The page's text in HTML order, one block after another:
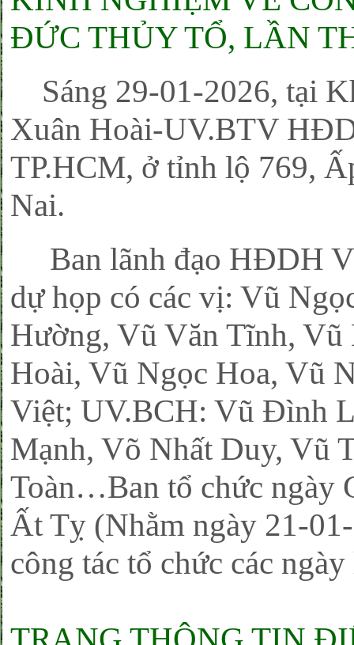
ĐỨC THỦY TỔ, LẦN
Sáng 29-01-2026, tại
Xuân Hoài-UV.BTV
TP.HCM, ở tỉnh lộ 769,
Nai.
Ban lãnh đạo HĐDH
dự họp có các vị: Vũ
Hường, Vũ Văn Tĩnh,
Hoài, Vũ Ngọc Hoa, Vũ
Việt; UV.BCH: Vũ Đình
Mạnh, Võ Nhất Duy, Vũ
Toàn…Ban tổ chức ngày
Ất Tỵ (Nhằm ngày 21-
công tác tổ chức các